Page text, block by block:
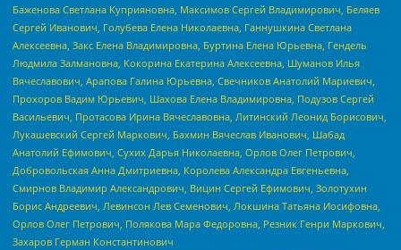
Баженова Светлана Куприяновна, Максимов Сергей Владимирович, Беляев
Сергей Иванович, Голубева Елена Николаевна, Ганнушкина Светлана
Алексеевна, Закс Елена Владимировна, Буртина Елена Юрьевна, Гендель
Людмила Залмановна, Кокорина Екатерина Алексеевна, Шуманов Илья
Вячеславович, Арапова Галина Юрьевна, Свечников Анатолий Мариевич,
Прохоров Вадим Юрьевич, Шахова Елена Владимировна, Подузов Сергей
Васильевич, Протасова Ирина Вячеславовна, Литинский Леонид Борисович,
Лукашевский Сергей Маркович, Бахмин Вячеслав Иванович, Шабад
Анатолий Ефимович, Сухих Дарья Николаевна, Орлов Олег Петрович,
Добровольская Анна Дмитриевна, Королева Александра Евгеньевна,
Смирнов Владимир Александрович, Вицин Сергей Ефимович, Золотухин
Борис Андреевич, Левинсон Лев Семенович, Локшина Татьяна Иосифовна,
Орлов Олег Петрович, Полякова Мара Федоровна, Резник Генри Маркович,
Захаров Герман Константинович